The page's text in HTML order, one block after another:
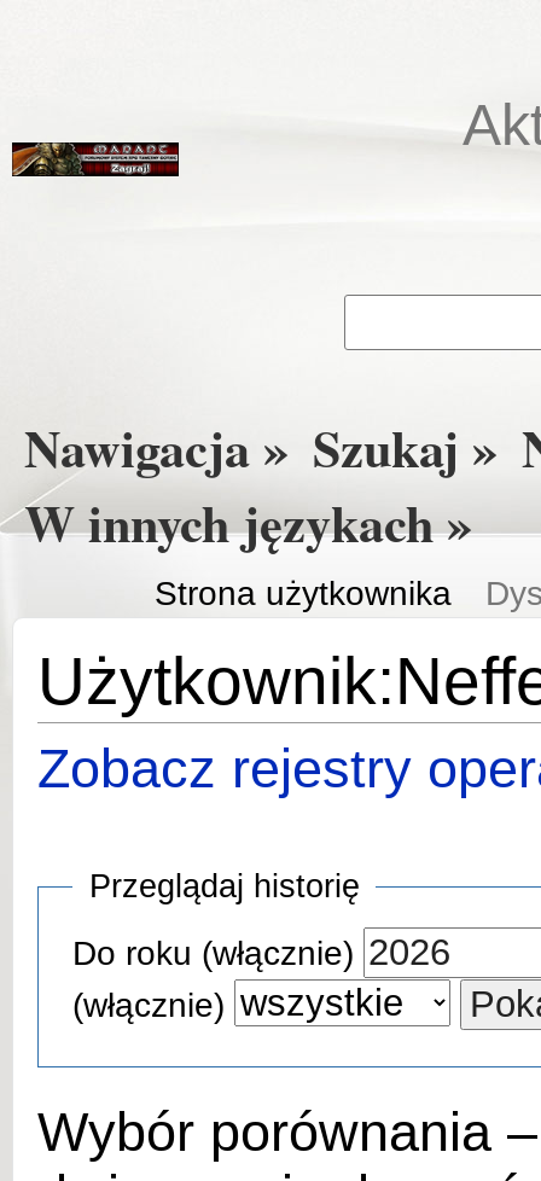
Nawigacja » Szukaj »
W innych językach »
Strona użytkownika
Zobacz rejestry
Przeglądaj historię
Do roku (włącznie)
(włącznie)
Wybór porównania